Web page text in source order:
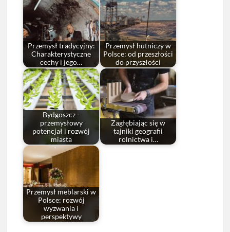
Przemysł tradycyjny:
Charakterystyczne
cechy i jego…
Przemysł hutniczy w
Polsce: od przeszłości
do przyszłości
Bydgoszcz -
przemysłowy
potencjał i rozwój
miasta
Zagłębiając się w
tajniki geografii
rolnictwa i…
Przemysł meblarski w
Polsce: rozwój
wyzwania i
perspektywy